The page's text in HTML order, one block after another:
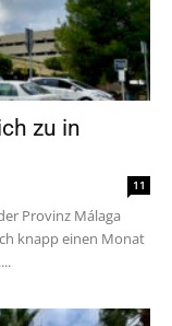
zu in
11
Provinz Málaga
knapp einen Monat